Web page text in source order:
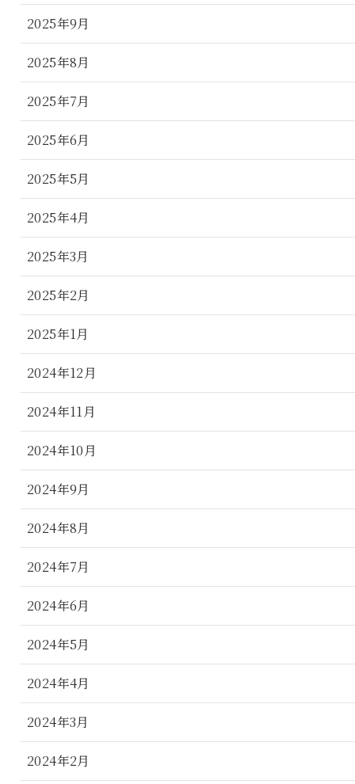
2025年9月
2025年8月
2025年7月
2025年6月
2025年5月
2025年4月
2025年3月
2025年2月
2025年1月
2024年12月
2024年11月
2024年10月
2024年9月
2024年8月
2024年7月
2024年6月
2024年5月
2024年4月
2024年3月
2024年2月